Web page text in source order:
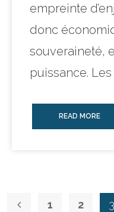
empreinte
donc
souveraineté,
puissance. Les
READ MORE
1 2 3